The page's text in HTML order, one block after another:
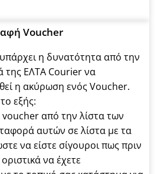
Voucher
η δυνατότητα από την
της ΕΛΤΑ Courier να
η ακύρωση ενός Voucher.
εξής:
από την λίστα των
αυτών σε λίστα με τα
να είστε σίγουροι πως πριν
να έχετε